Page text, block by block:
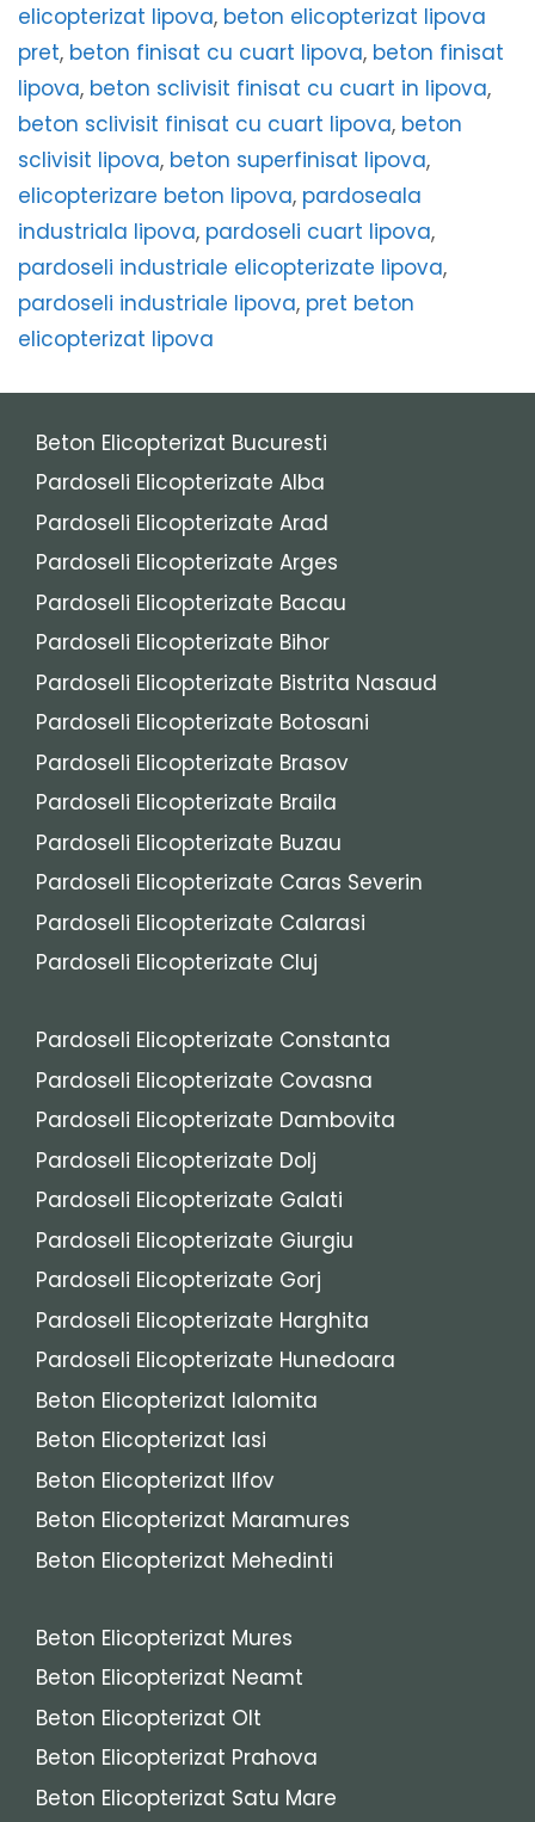
elicopterizat lipova, beton elicopterizat lipova
pret, beton finisat cu cuart lipova, beton finisat
lipova, beton sclivisit finisat cu cuart in lipova,
beton sclivisit finisat cu cuart lipova, beton
sclivisit lipova, beton superfinisat lipova,
elicopterizare beton lipova, pardoseala
industriala lipova, pardoseli cuart lipova,
pardoseli industriale elicopterizate lipova,
pardoseli industriale lipova, pret beton
elicopterizat lipova
Beton Elicopterizat Bucuresti
Pardoseli Elicopterizate Alba
Pardoseli Elicopterizate Arad
Pardoseli Elicopterizate Arges
Pardoseli Elicopterizate Bacau
Pardoseli Elicopterizate Bihor
Pardoseli Elicopterizate Bistrita Nasaud
Pardoseli Elicopterizate Botosani
Pardoseli Elicopterizate Brasov
Pardoseli Elicopterizate Braila
Pardoseli Elicopterizate Buzau
Pardoseli Elicopterizate Caras Severin
Pardoseli Elicopterizate Calarasi
Pardoseli Elicopterizate Cluj
Pardoseli Elicopterizate Constanta
Pardoseli Elicopterizate Covasna
Pardoseli Elicopterizate Dambovita
Pardoseli Elicopterizate Dolj
Pardoseli Elicopterizate Galati
Pardoseli Elicopterizate Giurgiu
Pardoseli Elicopterizate Gorj
Pardoseli Elicopterizate Harghita
Pardoseli Elicopterizate Hunedoara
Beton Elicopterizat Ialomita
Beton Elicopterizat Iasi
Beton Elicopterizat Ilfov
Beton Elicopterizat Maramures
Beton Elicopterizat Mehedinti
Beton Elicopterizat Mures
Beton Elicopterizat Neamt
Beton Elicopterizat Olt
Beton Elicopterizat Prahova
Beton Elicopterizat Satu Mare